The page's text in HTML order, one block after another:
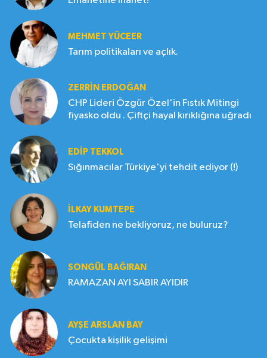
MEHMET YÜCEER
Tarım politikaları ve açlık.
ZERRIN ERDOĞAN
CHP Lideri Özgür Özel'in Fıstık Mitingi
fiyasko oldu . Çiftçi hayal kırıklığına uğradı
EDIP TEKKOL
Sığınmacılar Türkiye'yi tehdit ediyor (!)
İLKAY KUMTEPE
Telafiden ne bekliyoruz, ne buluruz?
SONGÜL BAĞIRAN
RAMAZAN AYI SABIR AYIDIR
AYŞE ARSLAN BAY
Çocukta kişilik gelişimi